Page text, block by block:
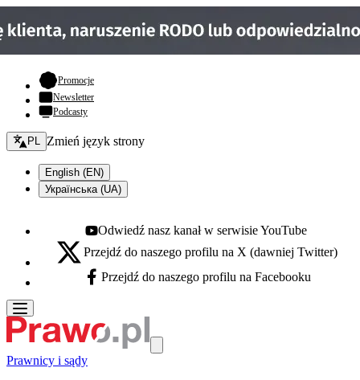
Promocje- otwiera się w nowej karcie
Newsletter
Podcasty
Zmień język - bieżący:
PL Zmień język strony
English (EN)
Українська (UA)
Youtube - otwiera się w nowej karcie
Odwiedź nasz kanał w serwisie YouTube
X - otwiera się w nowej karcie
Przejdź do naszego profilu na X (dawniej Twitter)
Facebook - otwiera się w nowej karcie
Przejdź do naszego profilu na Facebooku
Prawnicy i sądy